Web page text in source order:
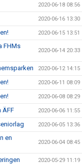
2020-06-18 08:56
2020-06-16 13:30
2020-06-15 13:51
FHMs
2020-06-14 20:33
2020-06-12 14:15
2020-06-11 08:09
2020-06-08 08:29
ÄFF 2020-06-06 11:55
2020-06-05 13:36
en
2020-06-04 08:45
2020-05-29 11:19